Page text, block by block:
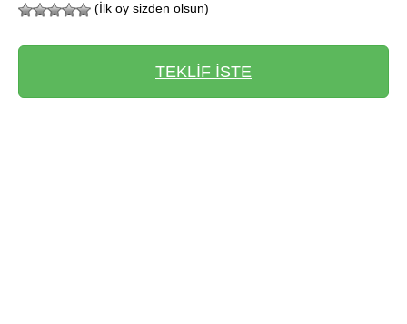
(İlk oy sizden olsun)
TEKLİF İSTE